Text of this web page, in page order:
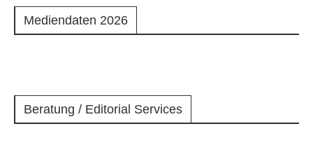
Mediendaten 2026
Beratung / Editorial Services